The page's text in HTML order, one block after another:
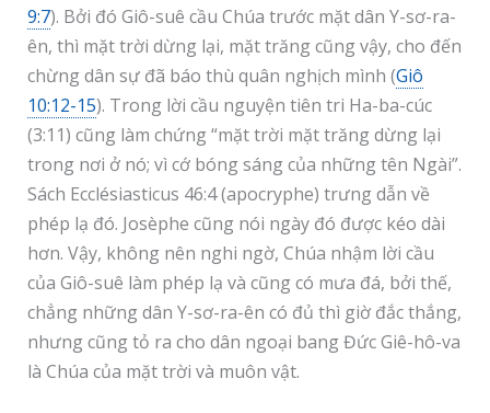
9:7). Bởi đó Giô-suê cầu Chúa trước mặt dân Y-sơ-ra-
ên, thì mặt trời dừng lại, mặt trăng cũng vậy, cho đến
chừng dân sự đã báo thù quân nghịch mình (Giô
10:12-15). Trong lời cầu nguyện tiên tri Ha-ba-cúc
(3:11) cũng làm chứng “mặt trời mặt trăng dừng lại
trong nơi ở nó; vì cớ bóng sáng của những tên Ngài”.
Sách Ecclésiasticus 46:4 (apocryphe) trưng dẫn về
phép lạ đó. Josèphe cũng nói ngày đó được kéo dài
hơn. Vậy, không nên nghi ngờ, Chúa nhậm lời cầu
của Giô-suê làm phép lạ và cũng có mưa đá, bởi thế,
chẳng những dân Y-sơ-ra-ên có đủ thì giờ đắc thắng,
nhưng cũng tỏ ra cho dân ngoại bang Đức Giê-hô-va
là Chúa của mặt trời và muôn vật.